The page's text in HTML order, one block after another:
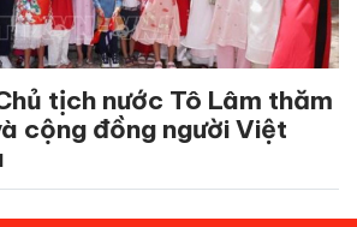
tịch nước Tô Lâm thăm
cộng đồng người Việt